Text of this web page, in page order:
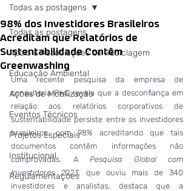
Todas as postagens
Apoio a Associações de Reciclagem
Educação Ambiental
Ações de Mobilização
Eventos Técnicos
Projetos Especiais
Institucional
Regulamentações
Todas as postagens
98% dos Investidores Brasileiros
Acreditam que Relatórios de
Sustentabilidade Contêm
Greenwashing
Uma recente pesquisa da empresa de
consultoria PwC revela que a desconfiança em
relação aos relatórios corporativos de
sustentabilidade persiste entre os investidores
brasileiros, com 98% acreditando que tais
documentos contêm informações não
comprovadas. A Pesquisa Global com
Investidores 2023, que ouviu mais de 340
investidores e analistas, destaca que a